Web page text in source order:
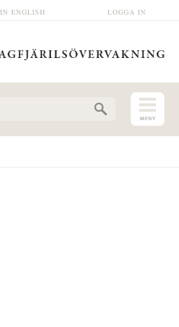
LOGGA IN
IN ENGLISH